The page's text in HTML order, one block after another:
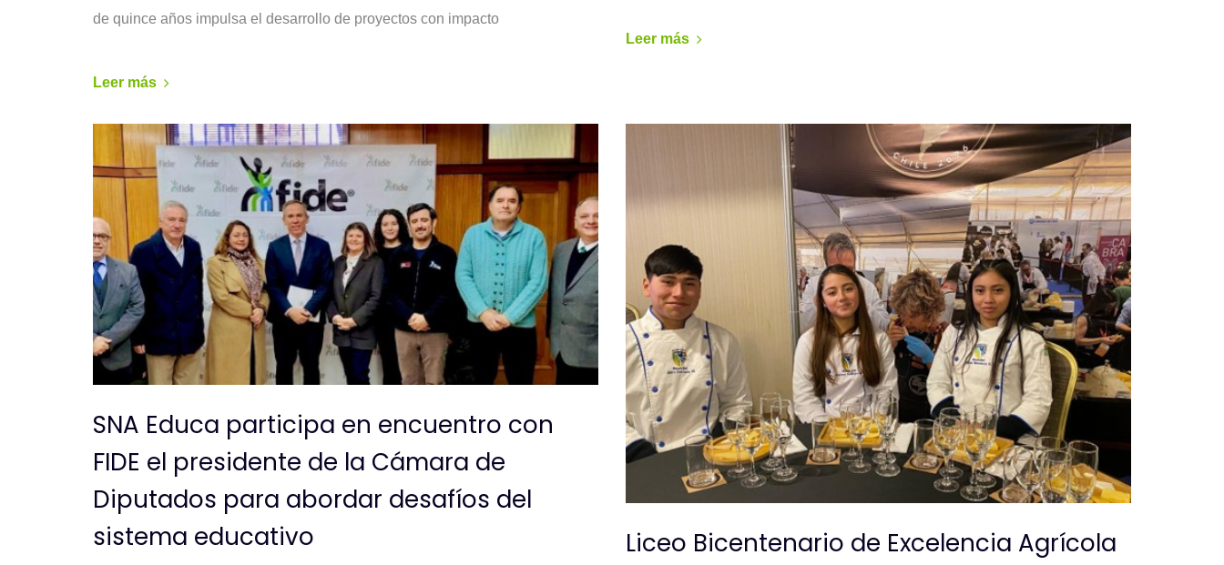
de quince años impulsa el desarrollo de proyectos con impacto
Leer más
Leer más
SNA Educa participa en encuentro con
FIDE el presidente de la Cámara de
Diputados para abordar desafíos del
sistema educativo
Liceo Bicentenario de Excelencia Agrícola